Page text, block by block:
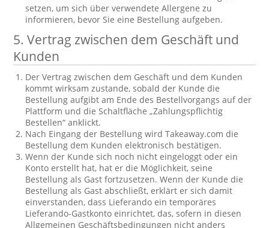
setzen, um sich über verwendete Allergene zu
informieren, bevor Sie eine Bestellung aufgeben.
5. Vertrag zwischen dem Geschäft und
Kunden
Der Vertrag zwischen dem Geschäft und dem Kunden
kommt wirksam zustande, sobald der Kunde die
Bestellung aufgibt am Ende des Bestellvorgangs auf der
Plattform und die Schaltfläche „Zahlungspflichtig
Bestellen“ anklickt.
Nach Eingang der Bestellung wird Takeaway.com die
Bestellung dem Kunden elektronisch bestätigen.
Wenn der Kunde sich noch nicht eingeloggt oder ein
Konto erstellt hat, hat er die Möglichkeit, seine
Bestellung als Gast fortzusetzen. Wenn der Kunde die
Bestellung als Gast abschließt, erklärt er sich damit
einverstanden, dass Lieferando ein temporäres
Lieferando-Gastkonto einrichtet, das, sofern in diesen
Allgemeinen Geschäftsbedingungen nicht anders